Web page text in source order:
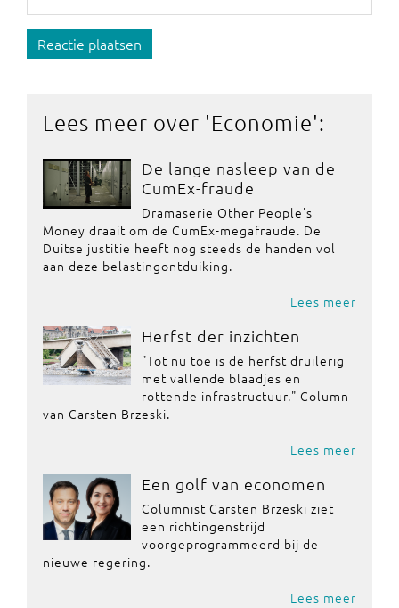
Reactie plaatsen
Lees meer over 'Economie':
De lange nasleep van de
CumEx-fraude
Dramaserie Other People's
Money draait om de CumEx-megafraude. De
Duitse justitie heeft nog steeds de handen vol
aan deze belastingontduiking.
Lees meer
Herfst der inzichten
"Tot nu toe is de herfst druilerig
met vallende blaadjes en
rottende infrastructuur." Column
van Carsten Brzeski.
Lees meer
Een golf van economen
Columnist Carsten Brzeski ziet
een richtingenstrijd
voorgeprogrammeerd bij de
nieuwe regering.
Lees meer